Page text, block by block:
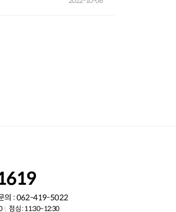
의 : 062-419-5022
점심 : 11:30~12:30